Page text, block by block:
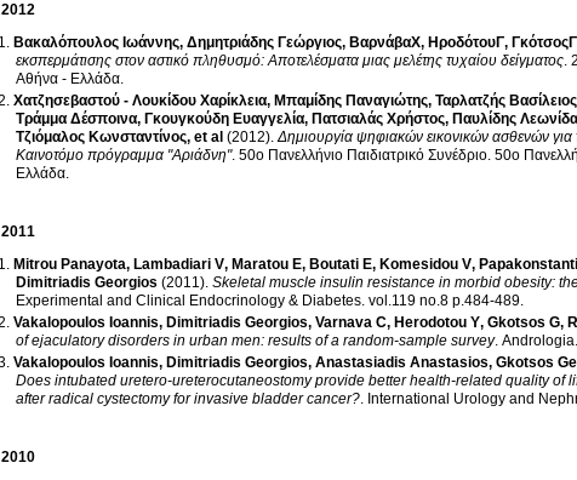
2012
Βακαλόπουλος Ιωάννης, Δημητριάδης Γεώργιος, ΒαρνάβαΧ, ΗροδότουΓ, ΓκότσοςΓ
εκσπερμάτισης στον αστικό πληθυσμό: Αποτελέσματα μιας μελέτης τυχαίου δείγματος.
Αθήνα - Ελλάδα.
Χατζησεβαστού - Λουκίδου Χαρίκλεια, Μπαμίδης Παναγιώτης, Ταρλατζής Βασίλειος
Τράμμα Δέσποινα, Γκουγκούδη Ευαγγελία, Πατσιαλάς Χρήστος, Παυλίδης
Τζιόμαλος Κωνσταντίνος, et al (2012).Δημιουργία ψηφιακών εικονικών ασθενών για
Καινοτόμο πρόγραμμα "Αριάδνη". 50ο Πανελλήνιο Παιδιατρικό Συνέδριο. 50ο
Ελλάδα.
2011
Mitrou Panayota, Lambadiari V, Maratou E, Boutati E, Komesidou V,
Dimitriadis Georgios (2011). Skeletal muscle insulin resistance in morbid obesity:
Experimental and Clinical Endocrinology & Diabetes. vol.119 no.8 p.484-489.
Vakalopoulos Ioannis, Dimitriadis Georgios, Varnava C, Herodotou Y, Gkotsos G,
of ejaculatory disorders in urban men: results of a random-sample survey. Andrologia.
Vakalopoulos Ioannis, Dimitriadis Georgios, Anastasiadis Anastasios, Gkotsos
Does intubated uretero-ureterocutaneostomy provide better health-related quality of
after radical cystectomy for invasive bladder cancer?. International Urology and
2010